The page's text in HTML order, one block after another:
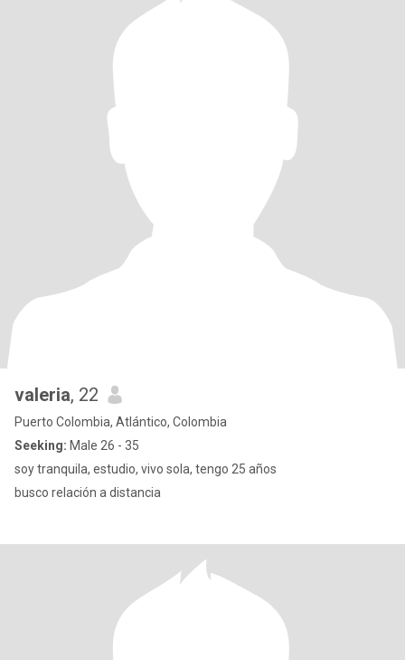
valeria, 22
Puerto Colombia, Atlántico, Colombia
Seeking: Male 26 - 35
soy tranquila, estudio, vivo sola, tengo 25 años
busco relación a distancia